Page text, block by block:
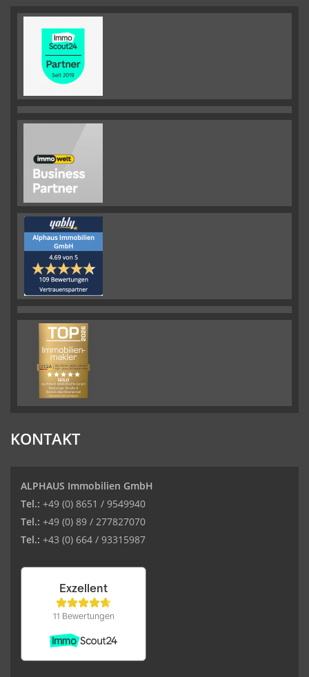
KONTAKT
ALPHAUS Immobilien GmbH
Tel.: +49 (0) 8651 / 9549940
Tel.: +49 (0) 89 / 277827070
Tel.: +43 (0) 664 / 93315987